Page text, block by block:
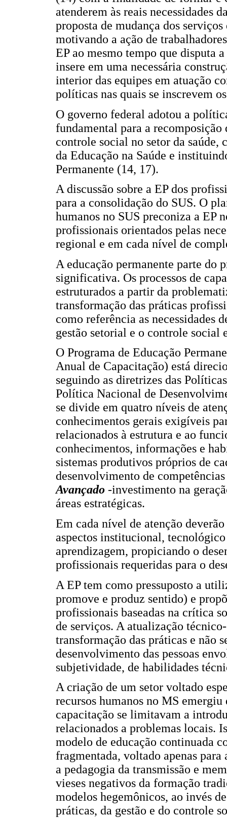
atenderem às reais necessidades
proposta de mudança dos
motivando a ação de
EP ao mesmo tempo que disputa
insere em uma necessária
interior das equipes em atuação
políticas nas quais se inscrevem
O governo federal adotou a
fundamental para a recomposição
controle social no setor da saúde,
da Educação na Saúde e
Permanente (14, 17).
A discussão sobre a EP dos
para a consolidação do SUS. O
humanos no SUS preconiza a EP
profissionais orientados pelas
regional e em cada nível de
A educação permanente parte do
significativa. Os processos de
estruturados a partir da
transformação das práticas
como referência as necessidades
gestão setorial e o controle social
O Programa de Educação
Anual de Capacitação) está
seguindo as diretrizes das
Política Nacional de
se divide em quatro níveis de
conhecimentos gerais exigíveis
relacionados à estrutura e ao
conhecimentos, informações e
sistemas produtivos próprios de
desenvolvimento de competências
Avançado -investimento na
áreas estratégicas.
Em cada nível de atenção
aspectos institucional,
aprendizagem, propiciando o
profissionais requeridas para o
A EP tem como pressuposto a
promove e produz sentido) e
profissionais baseadas na crítica
de serviços. A atualização
transformação das práticas e não
desenvolvimento das pessoas
subjetividade, de habilidades
A criação de um setor voltado
recursos humanos no MS
capacitação se limitavam a
relacionados a problemas locais.
modelo de educação continuada
fragmentada, voltado apenas
a pedagogia da transmissão e
vieses negativos da formação
modelos hegemônicos, ao invés
práticas, da gestão e do controle